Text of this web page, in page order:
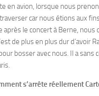
en avion, lorsque nous
traverser car nous étions aux
après le concert à Berne, nous
de plus en plus dur d’avoir
bosser avec nous. Il a sans
s’arrête réellement